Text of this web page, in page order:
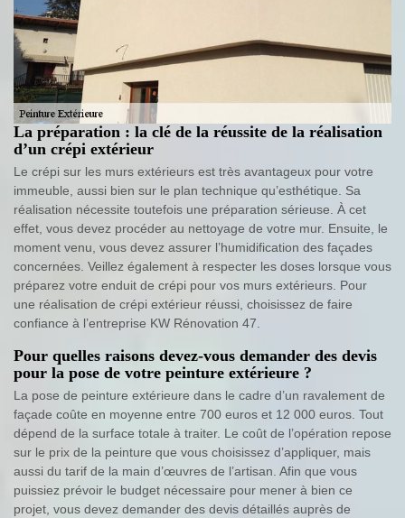
La préparation : la clé de la réussite de la réalisation
d’un crépi extérieur
Le crépi sur les murs extérieurs est très avantageux pour votre
immeuble, aussi bien sur le plan technique qu’esthétique. Sa
réalisation nécessite toutefois une préparation sérieuse. À cet
effet, vous devez procéder au nettoyage de votre mur. Ensuite, le
moment venu, vous devez assurer l’humidification des façades
concernées. Veillez également à respecter les doses lorsque vous
préparez votre enduit de crépi pour vos murs extérieurs. Pour
une réalisation de crépi extérieur réussi, choisissez de faire
confiance à l’entreprise KW Rénovation 47.
Pour quelles raisons devez-vous demander des devis
pour la pose de votre peinture extérieure ?
La pose de peinture extérieure dans le cadre d’un ravalement de
façade coûte en moyenne entre 700 euros et 12 000 euros. Tout
dépend de la surface totale à traiter. Le coût de l’opération repose
sur le prix de la peinture que vous choisissez d’appliquer, mais
aussi du tarif de la main d’œuvres de l’artisan. Afin que vous
puissiez prévoir le budget nécessaire pour mener à bien ce
projet, vous devez demander des devis détaillés auprès de